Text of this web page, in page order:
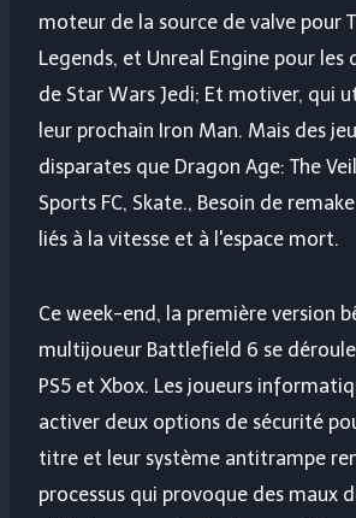
moteur de la source de valve pour
Legends, et Unreal Engine pour les
de Star Wars Jedi; Et motiver, qui
leur prochain Iron Man. Mais des
disparates que Dragon Age: The
Sports FC, Skate., Besoin de
liés à la vitesse et à l'espace mort.
Ce week-end, la première version
multijoueur Battlefield 6 se déroule
PS5 et Xbox. Les joueurs
activer deux options de sécurité
titre et leur système antitrampe
processus qui provoque des maux